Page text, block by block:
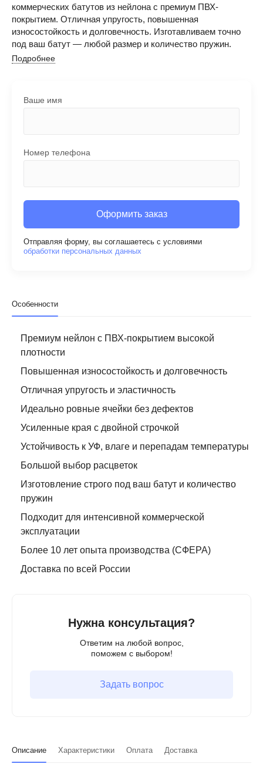
коммерческих батутов из нейлона с премиум ПВХ-
покрытием. Отличная упругость, повышенная
износостойкость и долговечность. Изготавливаем точно
под ваш батут — любой размер и количество пружин.
Подробнее
Ваше имя
Номер телефона
Оформить заказ
Отправляя форму, вы соглашаетесь с условиями
обработки персональных данных
Описание Характеристики Оплата Доставка
Особенности
Премиум нейлон с ПВХ-покрытием высокой
плотности
Повышенная износостойкость и долговечность
Отличная упругость и эластичность
Идеально ровные ячейки без дефектов
Усиленные края с двойной строчкой
Устойчивость к УФ, влаге и перепадам температуры
Большой выбор расцветок
Изготовление строго под ваш батут и количество
пружин
Подходит для интенсивной коммерческой
эксплуатации
Более 10 лет опыта производства (СФЕРА)
Доставка по всей России
Нужна консультация?
Ответим на любой вопрос,
поможем с выбором!
Задать вопрос